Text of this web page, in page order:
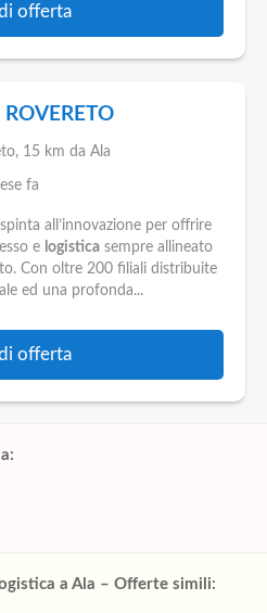
offerta
, 15 km da Ala
fa
all’innovazione per offrire
e logistica sempre allineato
Con oltre 200 filiali distribuite
ed una profonda...
offerta
a Ala – Offerte simili: